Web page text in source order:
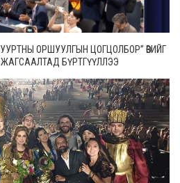
ОРШУУЛГЫН ЦОГЦОЛБОР” ӨВИЙГ
БҮРТГҮҮЛЛЭЭ